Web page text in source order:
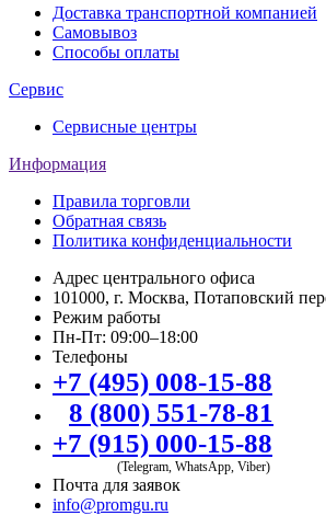
Доставка транспортной компанией
Самовывоз
Способы оплаты
Сервис
Сервисные центры
Информация
Правила торговли
Обратная связь
Политика конфиденциальности
Адрес центрального офиса
101000, г. Москва, Потаповский
Режим работы
Пн-Пт: 09:00–18:00
Телефоны
+7 (495) 008-15-88
8 (800) 551-78-81
+7 (915) 000-15-88
(Telegram, WhatsApp, Viber)
Почта для заявок
info@promgu.ru